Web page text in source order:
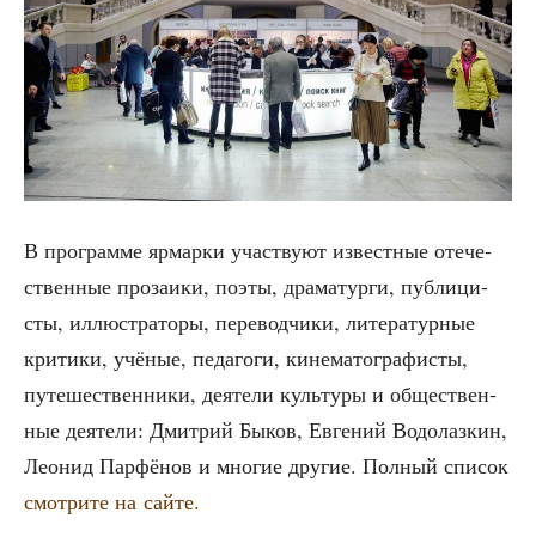
В про­грам­ме ярмар­ки участ­ву­ют извест­ные оте­че­
ствен­ные про­за­и­ки, поэты, дра­ма­тур­ги, пуб­ли­ци­
сты, иллю­стра­то­ры, пере­вод­чи­ки, лите­ра­тур­ные
кри­ти­ки, учё­ные, педа­го­ги, кине­ма­то­гра­фи­сты,
путе­ше­ствен­ни­ки, дея­те­ли куль­ту­ры и обще­ствен­
ные дея­те­ли: Дмит­рий Быков, Евге­ний Водо­лаз­кин,
Лео­нид Пар­фё­нов и мно­гие дру­гие. Пол­ный спи­сок
смот­ри­те на сайте.